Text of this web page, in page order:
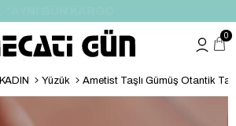
0
KADIN Yüzük Ametist Taşlı Gümüş Otantik